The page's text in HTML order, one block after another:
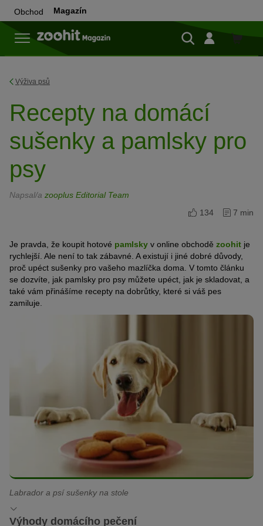
Obchod Magazín
Do
Výživa psů
Recepty na domácí
sušenky a pamlsky pro
psy
Napsal/a zooplus Editorial Team
134
7 min
Je pravda, že koupit hotové pamlsky v online obchodě zoohit je
rychlejší. Ale není to tak zábavné. A existují i jiné dobré důvody,
proč upéct sušenky pro vašeho mazlíčka doma. V tomto článku
se dozvíte, jak pamlsky pro psy můžete upéct, jak je skladovat, a
také vám přinášíme recepty na dobrůtky, které si váš pes
zamiluje.
Labrador a psí sušenky na stole
Výhody domácího pečení